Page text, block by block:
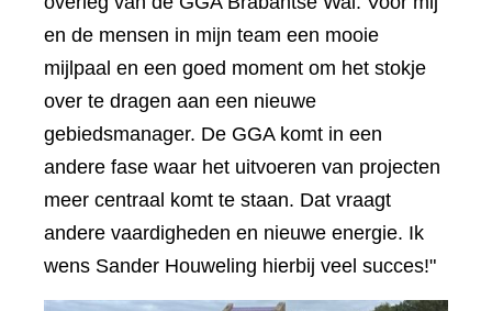
en de mensen in mijn team een mooie
mijlpaal en een goed moment om het stokje
over te dragen aan een nieuwe
gebiedsmanager. De GGA komt in een
andere fase waar het uitvoeren van projecten
meer centraal komt te staan. Dat vraagt
andere vaardigheden en nieuwe energie. Ik
wens Sander Houweling hierbij veel succes!"